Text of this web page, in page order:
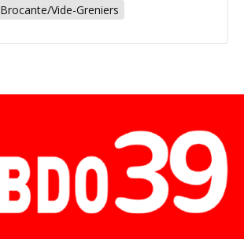
Brocante/Vide-Greniers